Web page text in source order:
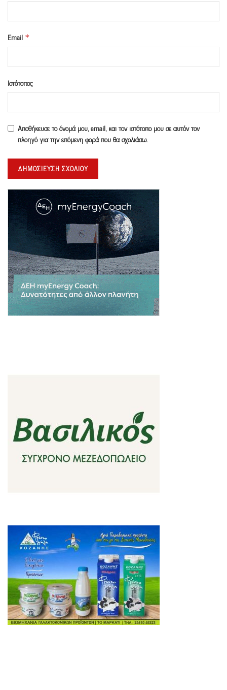
Email *
Ιστότοπος
Αποθήκευσε το όνομά μου, email, και τον ιστότοπο μου σε αυτόν τον
πλοηγό για την επόμενη φορά που θα σχολιάσω.